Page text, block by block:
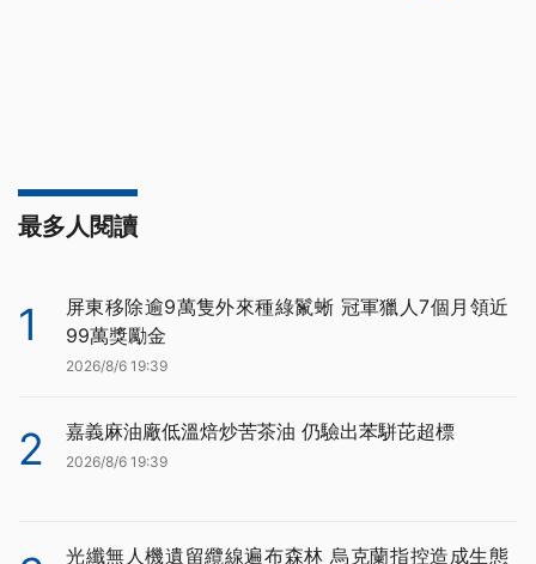
最多人閱讀
1
屏東移除逾9萬隻外來種綠鬣蜥 冠軍獵人7個月領近
99萬獎勵金
2026/8/6 19:39
2 嘉義麻油廠低溫焙炒苦茶油 仍驗出苯駢芘超標
2026/8/6 19:39
光纖無人機遺留纜線遍布森林 烏克蘭指控造成生態